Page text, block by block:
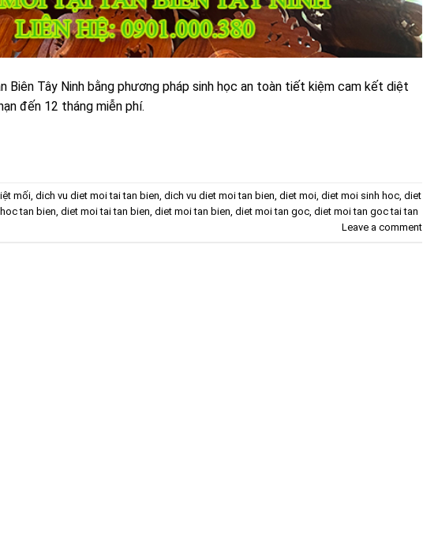
Biên Tây Ninh bằng phương pháp sinh học an toàn tiết kiệm cam kết diệt
đến 12 tháng miễn phí.
mối, dich vu diet moi tai tan bien, dich vu diet moi tan bien, diet moi, diet moi sinh hoc, diet
tan bien, diet moi tai tan bien, diet moi tan bien, diet moi tan goc, diet moi tan goc tai tan
Leave a comment